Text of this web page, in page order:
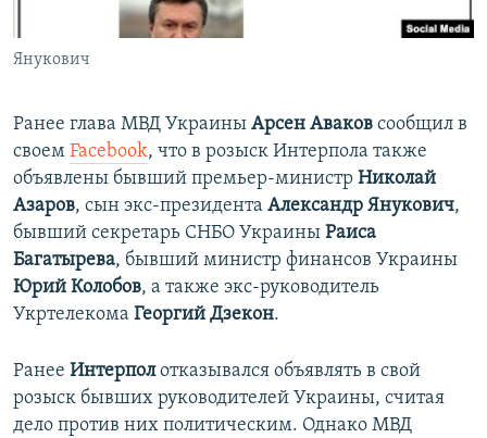
Янукович
Ранее глава МВД Украины Арсен Аваков сообщил в
своем Facebook, что в розыск Интерпола также
объявлены бывший премьер-министр Николай
Азаров, сын экс-президента Александр Янукович,
бывший секретарь СНБО Украины Раиса
Багатырева, бывший министр финансов Украины
Юрий Колобов, а также экс-руководитель
Укртелекома Георгий Дзекон.
Ранее Интерполотказывался объявлять в свой
розыск бывших руководителей Украины, считая
дело против них политическим. Однако МВД